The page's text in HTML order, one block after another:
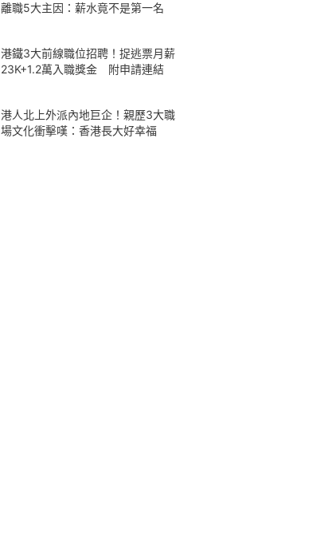
離職5大主因：薪水竟不是第一名
港鐵3大前線職位招聘！捉逃票月薪
23K+1.2萬入職獎金 附申請連結
港人北上外派內地巨企！親歷3大職
場文化衝擊嘆：香港長大好幸福